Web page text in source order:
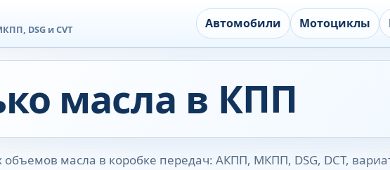
DSG и CVT Автомобили Мотоциклы
масла в КПП
объемов масла в коробке передач: АКПП, МКПП, DSG, DCT,